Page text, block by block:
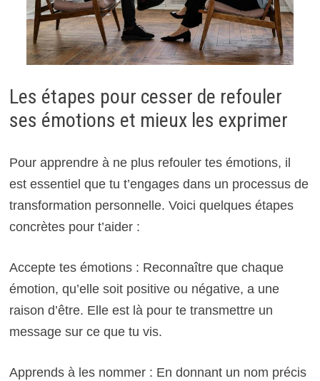
Les étapes pour cesser de refouler
ses émotions et mieux les exprimer
Pour apprendre à ne plus refouler tes émotions, il
est essentiel que tu t’engages dans un processus de
transformation personnelle. Voici quelques étapes
concrètes pour t’aider :
Accepte tes émotions : Reconnaître que chaque
émotion, qu’elle soit positive ou négative, a une
raison d’être. Elle est là pour te transmettre un
message sur ce que tu vis.
Apprends à les nommer : En donnant un nom précis